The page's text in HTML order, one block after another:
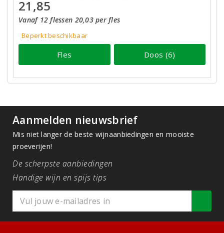
21,85
Vanaf 12 flessen 20,03 per fles
Beperkt beschikbaar
Fles Doos (6)
Aanmelden nieuwsbrief
Mis niet langer de beste wijnaanbiedingen en mooiste
proeverijen!
De scherpste aanbiedingen
Handige wijn en spijs tips